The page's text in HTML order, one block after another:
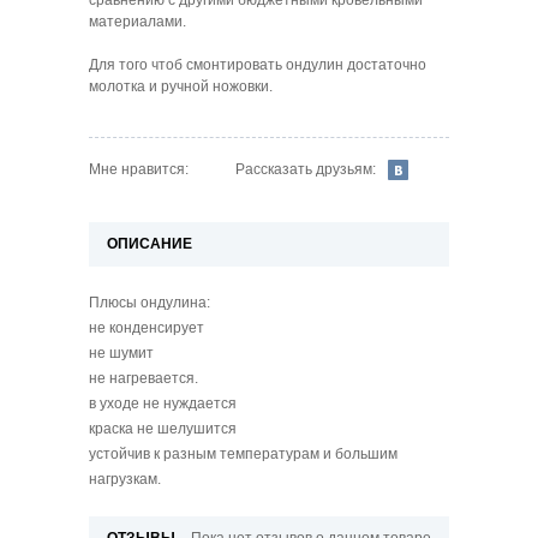
материалами.
Для того чтоб смонтировать ондулин достаточно
молотка и ручной ножовки.
Мне нравится: Рассказать друзьям:
ОПИСАНИЕ
Плюсы ондулина:
не конденсирует
не шумит
не нагревается.
в уходе не нуждается
краска не шелушится
устойчив к разным температурам и большим
нагрузкам.